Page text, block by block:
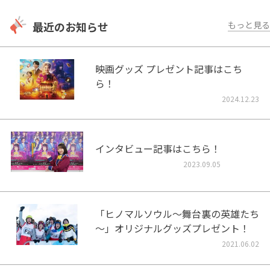
最近のお知らせ もっと見る
映画グッズ プレゼント記事はこち
ら！
2024.12.23
インタビュー記事はこちら！
2023.09.05
「ヒノマルソウル～舞台裏の英雄たち
～」オリジナルグッズプレゼント！
2021.06.02